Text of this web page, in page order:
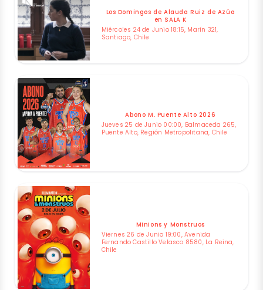
Los Domingos de Alauda Ruiz de Azúa
en SALA K
Miércoles 24 de Junio 18:15, Marín 321,
Santiago, Chile
Abono M. Puente Alto 2026
Jueves 25 de Junio 00:00, Balmaceda 265,
Puente Alto, Región Metropolitana, Chile
Minions y Monstruos
Viernes 26 de Junio 19:00, Avenida
Fernando Castillo Velasco 8580, La Reina,
Chile